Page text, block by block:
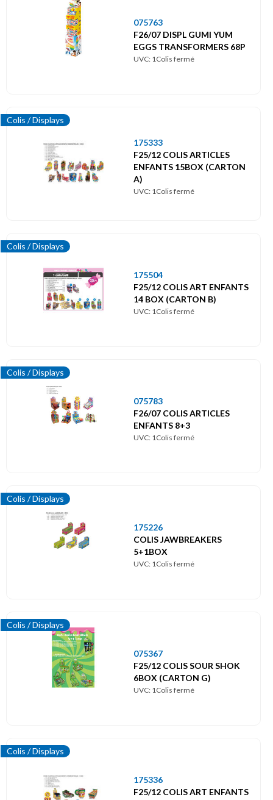
075763
F26/07 DISPL GUMI YUM
EGGS TRANSFORMERS 68P
UVC: 1Colis fermé
Colis / Displays
175333
F25/12 COLIS ARTICLES
ENFANTS 15BOX (CARTON
A)
UVC: 1Colis fermé
Colis / Displays
175504
F25/12 COLIS ART ENFANTS
14 BOX (CARTON B)
UVC: 1Colis fermé
Colis / Displays
075783
F26/07 COLIS ARTICLES
ENFANTS 8+3
UVC: 1Colis fermé
Colis / Displays
175226
COLIS JAWBREAKERS
5+1BOX
UVC: 1Colis fermé
Colis / Displays
075367
F25/12 COLIS SOUR SHOK
6BOX (CARTON G)
UVC: 1Colis fermé
Colis / Displays
175336
F25/12 COLIS ART ENFANTS